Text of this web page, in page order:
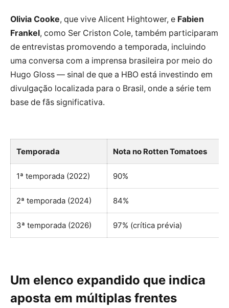
Olivia Cooke, que vive Alicent Hightower, e Fabien
Frankel, como Ser Criston Cole, também participaram
de entrevistas promovendo a temporada, incluindo
uma conversa com a imprensa brasileira por meio do
Hugo Gloss — sinal de que a HBO está investindo em
divulgação localizada para o Brasil, onde a série tem
base de fãs significativa.
Temporada Nota no Rotten Tomatoes
1ª temporada (2022) 90%
2ª temporada (2024) 84%
3ª temporada (2026) 97% (crítica prévia)
Um elenco expandido que indica
aposta em múltiplas frentes